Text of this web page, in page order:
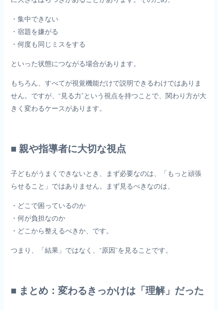
・集中できない
・宿題を嫌がる
・何度も同じミスをする
といった状態につながる場合があります。
もちろん、すべてが視覚機能だけで説明できるわけではありま
せん。ですが、“見る力”という視点を持つことで、関わり方が大
きく変わるケースがあります。
■ 親や指導者に大切な視点
子どもがうまくできないとき、まず必要なのは、「もっと頑張
らせること」ではありません。まず見るべきなのは、
・どこで困っているのか
・何が負担なのか
・どこから整えるべきか、です。
つまり、「結果」ではなく、“原因”を見ることです。
■ まとめ：変わるきっかけは「理解」だった